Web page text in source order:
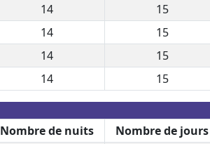
14
15
14
15
14
15
14
15
Nombre de nuits Nombre de jours